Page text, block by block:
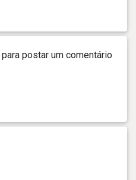
para postar um comentário